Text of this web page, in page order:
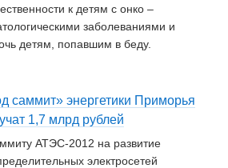
к детям с онко –
заболеваниями и
детям, попавшим в беду.
саммит» энергетики Приморья
1,7 млрд рублей
АТЭС-2012 на развитие
электросетей